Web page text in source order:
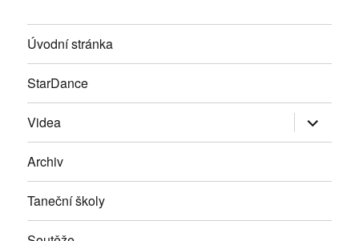
Úvodní stránka
StarDance
Videa Zobrazit
položky
Archiv
Taneční školy